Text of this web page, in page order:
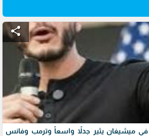
share
في ميشيغان يثير جدلاً واسعاً وترمب وفانس